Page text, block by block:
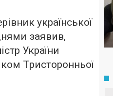
української
заявив,
України
Тристоронньої